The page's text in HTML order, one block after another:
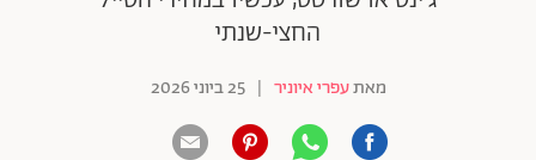
החצי-שנתי
מאתעפרי איוניר | 25 ביוני 2026